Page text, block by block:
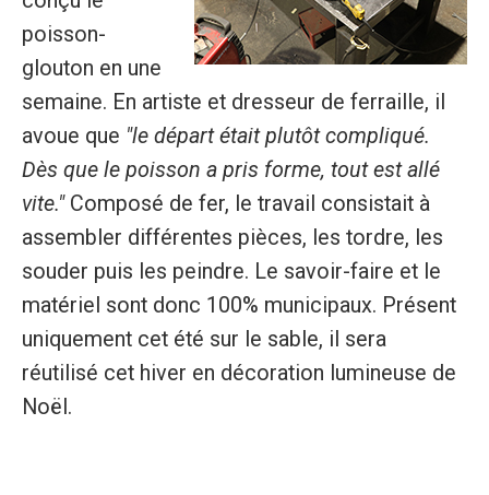
poisson-
glouton en une
semaine. En artiste et dresseur de ferraille, il
avoue que "le départ était plutôt compliqué.
Dès que le poisson a pris forme, tout est allé
vite."Composé de fer, le travail consistait à
assembler différentes pièces, les tordre, les
souder puis les peindre. Le savoir-faire et le
matériel sont donc 100% municipaux. Présent
uniquement cet été sur le sable, il sera
réutilisé cet hiver en décoration lumineuse de
Noël.